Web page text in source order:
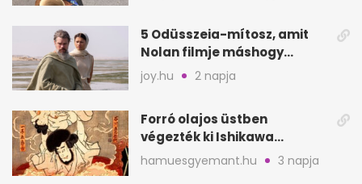
5 Odüsszeia-mítosz, amit
Nolan filmje máshogy
mutat, mint Homérosz
joy.hu 2 napja
Forró olajos üstben
végezték ki Ishikawa
Goemont, Japán Robin
Hoodját
hamuesgyemant.hu 3 napja